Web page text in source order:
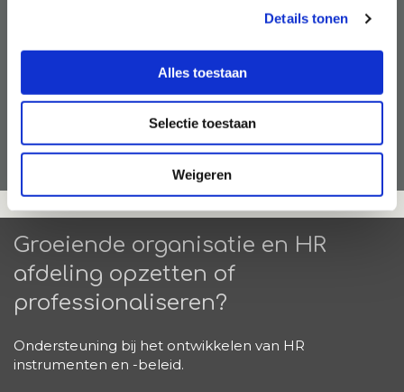
Details tonen
Alles toestaan
Selectie toestaan
Weigeren
functioneringsgesprekken, werving en selectie.
Daarnaast hebben medewerkers vragen over,
o.a. de arbeidsvoorwaarden, zwangerschaps-
en ouderschapsverlof, etc.
Afhankelijk van de behoefte ondersteun ik
Groeiende organisatie en HR
afdeling opzetten of
professionaliseren?
Ondersteuning bij het ontwikkelen van HR
instrumenten en -beleid.